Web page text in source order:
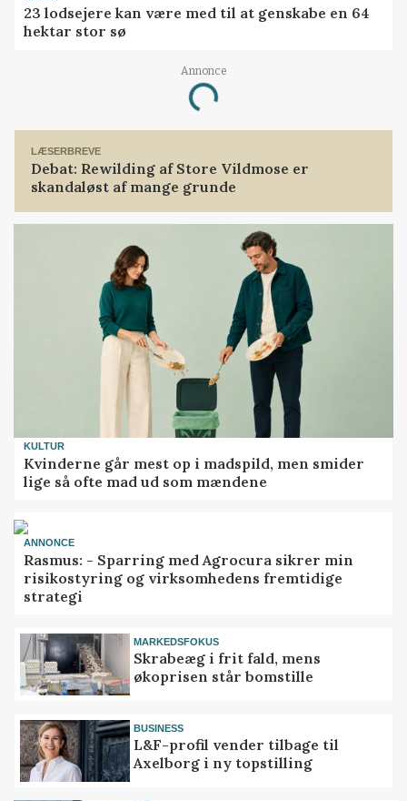
23 lodsejere kan være med til at genskabe en 64
hektar stor sø
Annonce
Loading...
LÆSERBREVE
Debat: Rewilding af Store Vildmose er
skandaløst af mange grunde
KULTUR
Kvinderne går mest op i madspild, men smider
lige så ofte mad ud som mændene
ANNONCE
Rasmus: - Sparring med Agrocura sikrer min
risikostyring og virksomhedens fremtidige
strategi
MARKEDSFOKUS
Skrabeæg i frit fald, mens
økoprisen står bomstille
BUSINESS
L&F-profil vender tilbage til
Axelborg i ny topstilling